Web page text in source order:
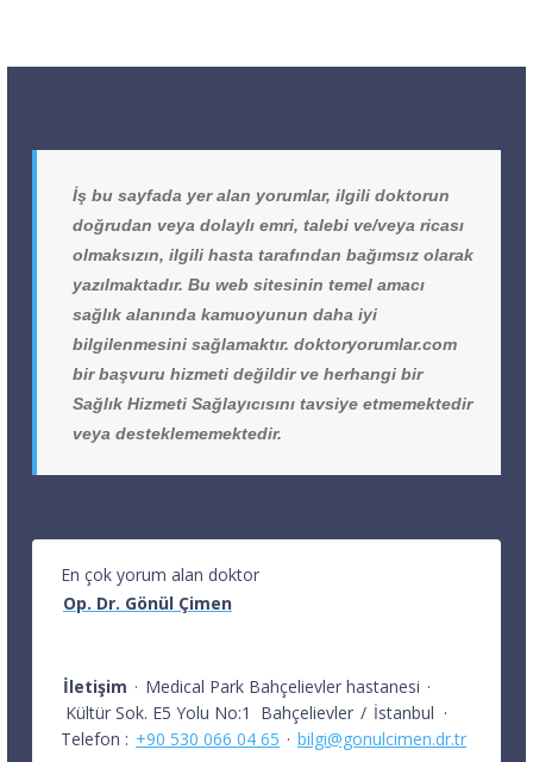
İş bu sayfada yer alan yorumlar, ilgili doktorun
doğrudan veya dolaylı emri, talebi ve/veya ricası
olmaksızın, ilgili hasta tarafından bağımsız olarak
yazılmaktadır. Bu web sitesinin temel amacı
sağlık alanında kamuoyunun daha iyi
bilgilenmesini sağlamaktır. doktoryorumlar.com
bir başvuru hizmeti değildir ve herhangi bir
Sağlık Hizmeti Sağlayıcısını tavsiye etmemektedir
veya desteklememektedir.
En çok yorum alan doktor
Op. Dr. Gönül Çimen
İletişim · Medical Park Bahçelievler hastanesi ·
Kültür Sok. E5 Yolu No:1
Bahçelievler / İstanbul ·
Telefon : +90 530 066 04 65 · bilgi@gonulcimen.dr.tr